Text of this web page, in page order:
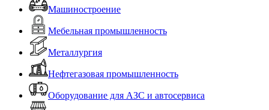
Машиностроение
Мебельная промышленность
Металлургия
Нефтегазовая промышленность
Оборудование для АЗС и автосервиса